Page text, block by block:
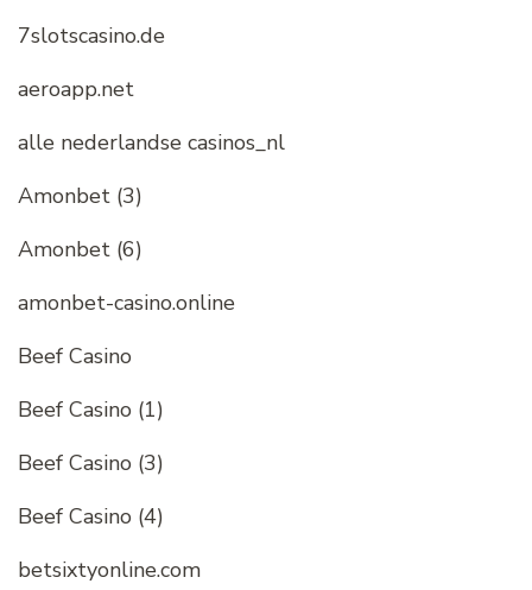
7slotscasino.de
aeroapp.net
alle nederlandse casinos_nl
Amonbet (3)
Amonbet (6)
amonbet-casino.online
Beef Casino
Beef Casino (1)
Beef Casino (3)
Beef Casino (4)
betsixtyonline.com